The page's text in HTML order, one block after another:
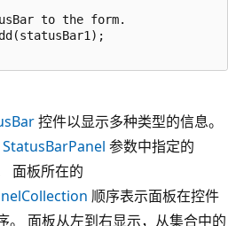
to the form.
控件以显示多种类型的信息。
StatusBarPanel 参数中指定的
面板所在的
顺序表示面板在控件
。 面板从左到右显示，从集合中的